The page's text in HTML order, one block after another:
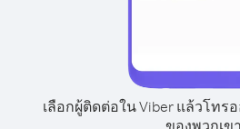
เลือกผู้ติดต่อใน Viber แล้วโท
ของพวกเขา